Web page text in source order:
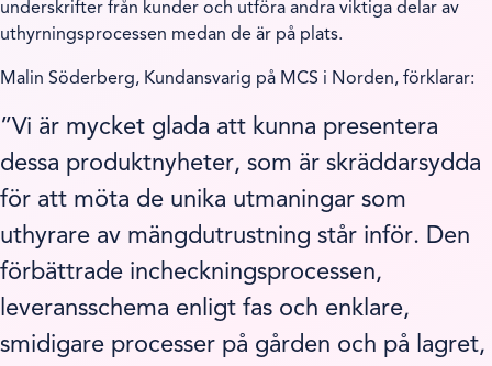
underskrifter från kunder och utföra andra viktiga delar av
uthyrningsprocessen medan de är på plats.
Malin Söderberg, Kundansvarig på MCS i Norden, förklarar:
”Vi är mycket glada att kunna presentera
dessa produktnyheter, som är skräddarsydda
för att möta de unika utmaningar som
uthyrare av mängdutrustning står inför. Den
förbättrade incheckningsprocessen,
leveransschema enligt fas och enklare,
smidigare processer på gården och på lagret,